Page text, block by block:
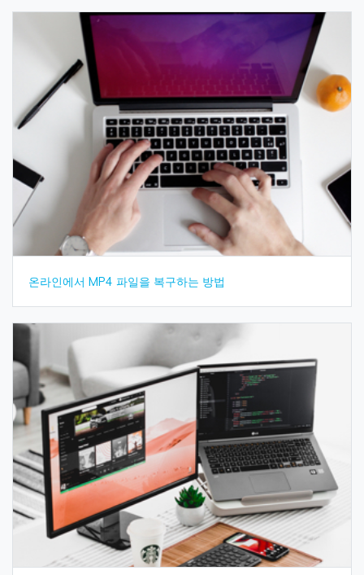
온라인에서 MP4 파일을 복구하는 방법